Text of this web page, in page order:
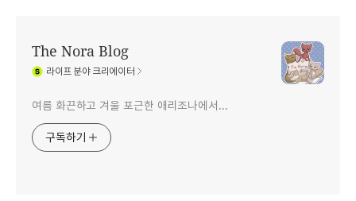
The Nora Blog
라이프분야 크리에이터
여름 화끈하고 겨울 포근한 애리조나에서...
구독하기